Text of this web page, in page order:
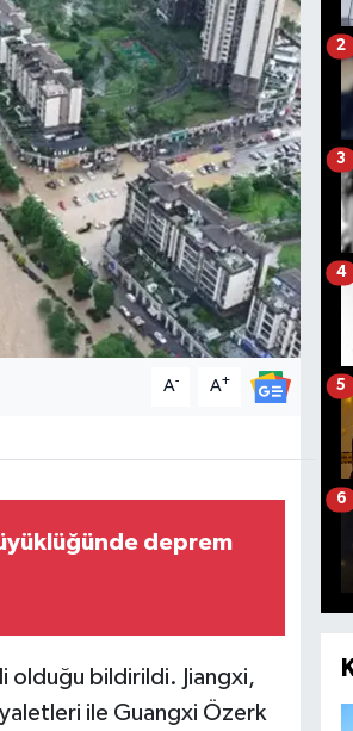
A- A+
deprem
olduğu bildirildi. Jiangxi,
ile Guangxi Özerk
2
3
4
5
6